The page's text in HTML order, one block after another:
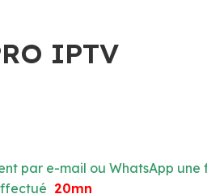
IPTV
par e-mail ou WhatsApp une
20mn